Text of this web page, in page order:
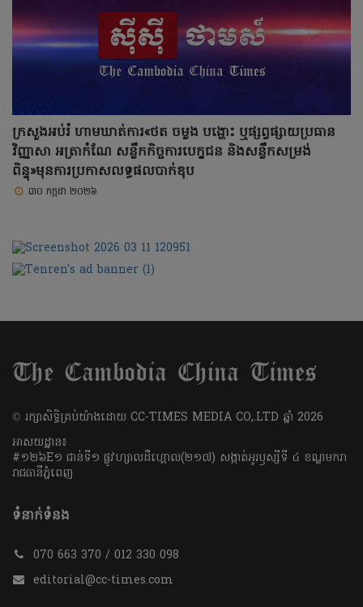
ក្រសួងអប់រំ ហាមឃាត់ការ«ថត ចម្លង បង្ហោះ ឬផ្សព្វផ្សាយប្រធាន
វិញ្ញាសា អត្រាកំណែ សន្លឹកកិច្ចការបេក្ខជន និងសន្លឹកសម្រង់
ពិន្ទុ»មុនការប្រកាសលទ្ធផលបាក់ឌុប
៣០ កក្កដា ២០២៦
​© រក្សា​សិទ្ធិ​គ្រប់​យ៉ាង​ដោយ​ CC-TIMES MEDIA CO,.LTD ឆ្នាំ​ 2026
អាសយដ្ឋាន៖
#១២៦E១ ជាន់ទី១ ផ្លូវហ្សាលដឺហ្គោល(២១៧) សង្កាត់អូរឫស្សីទី ៤ ខណ្ឌមករា
រាជធានីភ្នំពេញ
ទំនាក់ទំនង
070 663 370 / 012 330 098
editorial@cc-times.com